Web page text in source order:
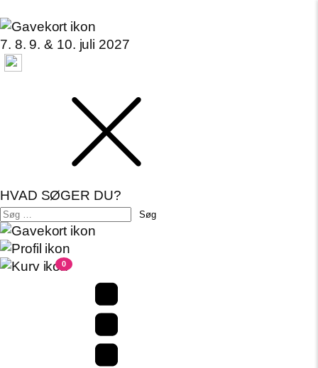
7. 8. 9. & 10. juli 2027
HVAD SØGER DU?
Søg
efter:
0